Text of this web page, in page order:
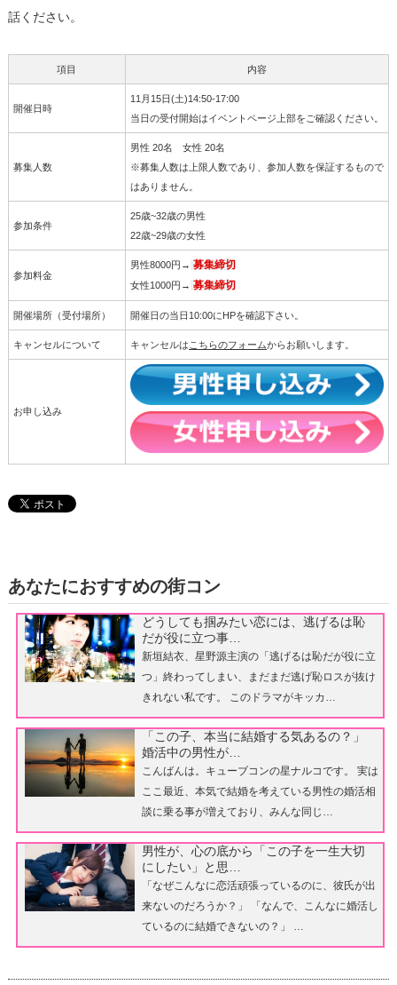
話ください。
項目 内容
開催日時
11月15日(土)14:50-17:00
当日の受付開始はイベントページ上部をご確認ください。
募集人数
男性 20名 女性 20名
※募集人数は上限人数であり、参加人数を保証するもので
はありません。
参加条件
25歳~32歳の男性
22歳~29歳の女性
参加料金
男性8000円→ 募集締切
女性1000円→ 募集締切
開催場所（受付場所） 開催日の当日10:00にHPを確認下さい。
キャンセルについて キャンセルは こちらのフォームからお願いします。
お申し込み
あなたにおすすめの街コン
どうしても掴みたい恋には、逃げるは恥
だが役に立つ事…
新垣結衣、星野源主演の「逃げるは恥だが役に立
つ」終わってしまい、まだまだ逃げ恥ロスが抜け
きれない私です。 このドラマがキッカ…
「この子、本当に結婚する気あるの？」
婚活中の男性が…
こんばんは。キューブコンの星ナルコです。 実は
ここ最近、本気で結婚を考えている男性の婚活相
談に乗る事が増えており、みんな同じ…
男性が、心の底から「この子を一生大切
にしたい」と思…
「なぜこんなに恋活頑張っているのに、彼氏が出
来ないのだろうか？」 「なんで、こんなに婚活し
ているのに結婚できないの？」 …